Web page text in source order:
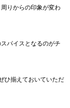
りからの印象が変わ
パイスとなるのがチ
ひ揃えておいていただ